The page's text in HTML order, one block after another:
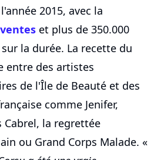
2015, avec la
et plus de 350.000
la durée. La recette du
entre des artistes
de l'Île de Beauté et des
comme Jenifer,
Cabrel, la regrettée
ou Grand Corps Malade. «